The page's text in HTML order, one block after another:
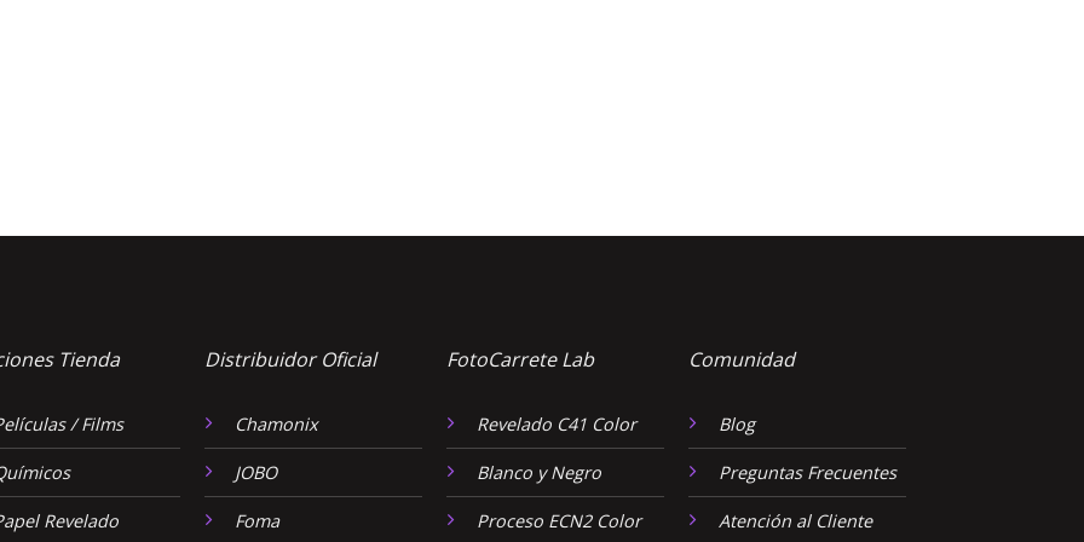
Tienda
/ Films
Revelado
Distribuidor Oficial
Chamonix
JOBO
Foma
FotoCarrete Lab
Revelado C41 Color
Blanco y Negro
Proceso ECN2 Color
Comunidad
Blog
Preguntas Frecuentes
Atención al Cliente